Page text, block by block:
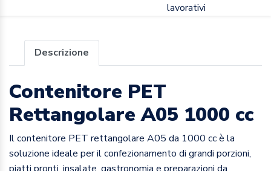
lavorativi
Descrizione
Contenitore PET
Rettangolare A05 1000 cc
Il contenitore PET rettangolare A05 da 1000 cc è la
soluzione ideale per il confezionamento di grandi porzioni,
piatti pronti, insalate, gastronomia e preparazioni da